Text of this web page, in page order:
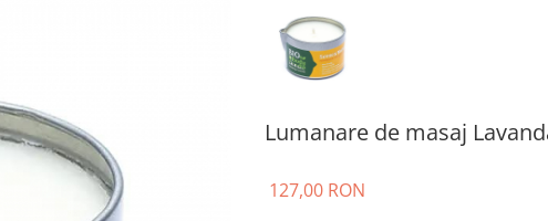
Lumanare de masaj
127,00 RON